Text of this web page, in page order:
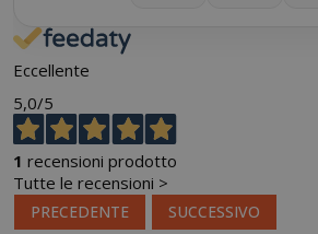
Eccellente
5,0/5
1 recensioni prodotto
Tutte le recensioni >
PRECEDENTE SUCCESSIVO